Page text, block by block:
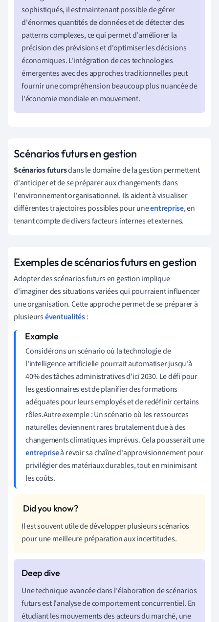
sophistiqués, il est maintenant possible de gérer
d'énormes quantités de données et de détecter des
patterns complexes, ce qui permet d'améliorer la
précision des prévisions et d'optimiser les décisions
économiques. L'intégration de ces technologies
émergentes avec des approches traditionnelles peut
fournir une compréhension beaucoup plus nuancée de
l'économie mondiale en mouvement.
Scénarios futurs en gestion
Scénarios futursdans le domaine de la gestion permettent
d'anticiper et de se préparer aux changements dans
l'environnement organisationnel. Ils aident à visualiser
différentes trajectoires possibles pour uneentreprise, en
tenant compte de divers facteurs internes et externes.
Exemples de scénarios futurs en gestion
Adopter des scénarios futurs en gestion implique
d'imaginer des situations variées qui pourraient influencer
une organisation. Cette approche permet de se préparer à
plusieurséventualités:
Considérons un scénario où la technologie de
l'intelligence artificielle pourrait automatiser jusqu'à
40% des tâches administratives d'ici 2030. Le défi pour
les gestionnaires est de planifier des formations
adéquates pour leurs employés et de redéfinir certains
rôles.Autre exemple : Un scénario où les ressources
naturelles deviennent rares brutalement due à des
changements climatiques imprévus. Cela pousserait une
entrepriseà revoir sa chaîne d'approvisionnement pour
privilégier des matériaux durables, tout en minimisant
les coûts.
Il est souvent utile de développer plusieurs scénarios
pour une meilleure préparation aux incertitudes.
Une technique avancée dans l'élaboration de scénarios
futurs est l'analyse de comportement concurrentiel. En
étudiant les mouvements des acteurs du marché, une